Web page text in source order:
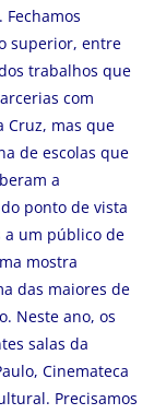
superior, entre
trabalhos que
com
Cruz, mas que
de escolas que
a
ponto de vista
a um público de
mostra
das maiores de
Neste ano, os
salas da
Cinemateca
Precisamos